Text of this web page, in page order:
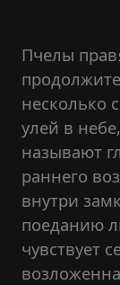
Пчелы
несколько
улей в
называют
раннего
внутри
поеданию
чувствует